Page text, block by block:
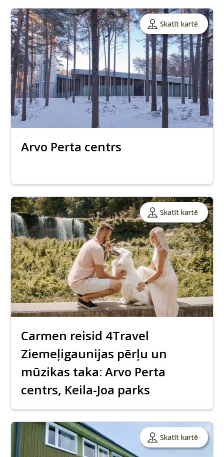
Skatīt kartē
Arvo Perta centrs
Skatīt kartē
Carmen reisid 4Travel
Ziemeļigaunijas pērļu un
mūzikas taka: Arvo Perta
centrs, Keila-Joa parks
Skatīt kartē